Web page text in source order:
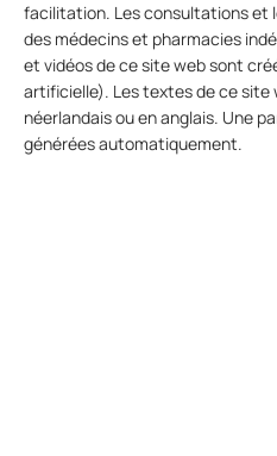
facilitation. Les consultations et
des médecins et pharmacies
et vidéos de ce site web sont
artificielle). Les textes de ce site
néerlandais ou en anglais. Une
générées automatiquement.